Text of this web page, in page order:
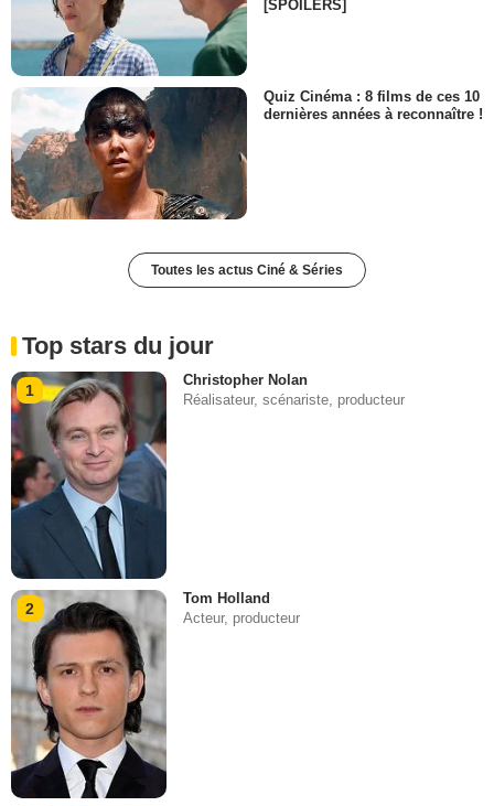
[SPOILERS]
Quiz Cinéma : 8 films de ces 10
dernières années à reconnaître !
Toutes les actus Ciné & Séries
Top stars du jour
1
Christopher Nolan
Réalisateur, scénariste, producteur
2
Tom Holland
Acteur, producteur